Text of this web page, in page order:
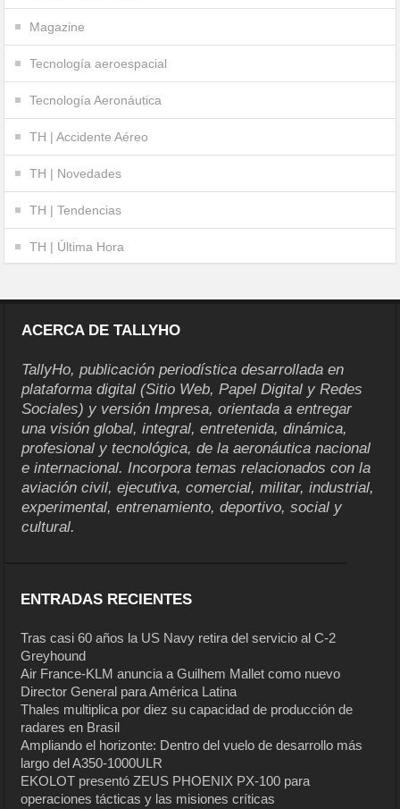
Magazine
Tecnología aeroespacial
Tecnología Aeronáutica
TH | Accidente Aéreo
TH | Novedades
TH | Tendencias
TH | Última Hora
ACERCA DE TALLYHO
TallyHo, publicación periodística desarrollada en
plataforma digital (Sitio Web, Papel Digital y Redes
Sociales) y versión Impresa, orientada a entregar
una visión global, integral, entretenida, dinámica,
profesional y tecnológica, de la aeronáutica nacional
e internacional. Incorpora temas relacionados con la
aviación civil, ejecutiva, comercial, militar, industrial,
experimental, entrenamiento, deportivo, social y
cultural.
ENTRADAS RECIENTES
Tras casi 60 años la US Navy retira del servicio al C-2
Greyhound
Air France-KLM anuncia a Guilhem Mallet como nuevo
Director General para América Latina
Thales multiplica por diez su capacidad de producción de
radares en Brasil
Ampliando el horizonte: Dentro del vuelo de desarrollo más
largo del A350-1000ULR
EKOLOT presentó ZEUS PHOENIX PX-100 para
operaciones tácticas y las misiones críticas